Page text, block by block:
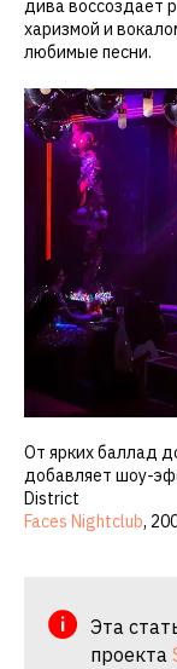
дивa воссоздает
харизмой и
любимые песни.
От ярких баллад
добавляет шоу-
District
Faces Nightclub,
Эта
проекта